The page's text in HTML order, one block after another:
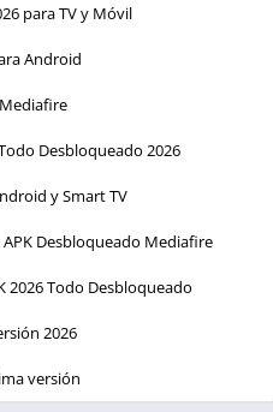
para TV y Móvil
Android
Desbloqueado 2026
y Smart TV
Desbloqueado Mediafire
2026 Todo Desbloqueado
2026
versión